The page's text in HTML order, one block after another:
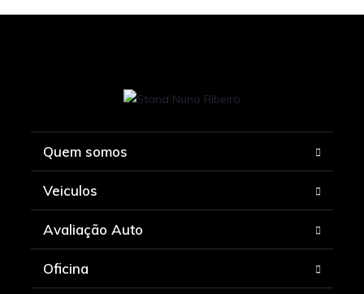
Quem somos
Veiculos
Avaliação Auto
Oficina